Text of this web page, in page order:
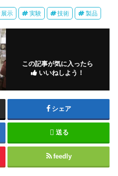
展示 実験 技術 製品
この記事が気に入ったら
いいねしよう！
シェア
送る
feedly